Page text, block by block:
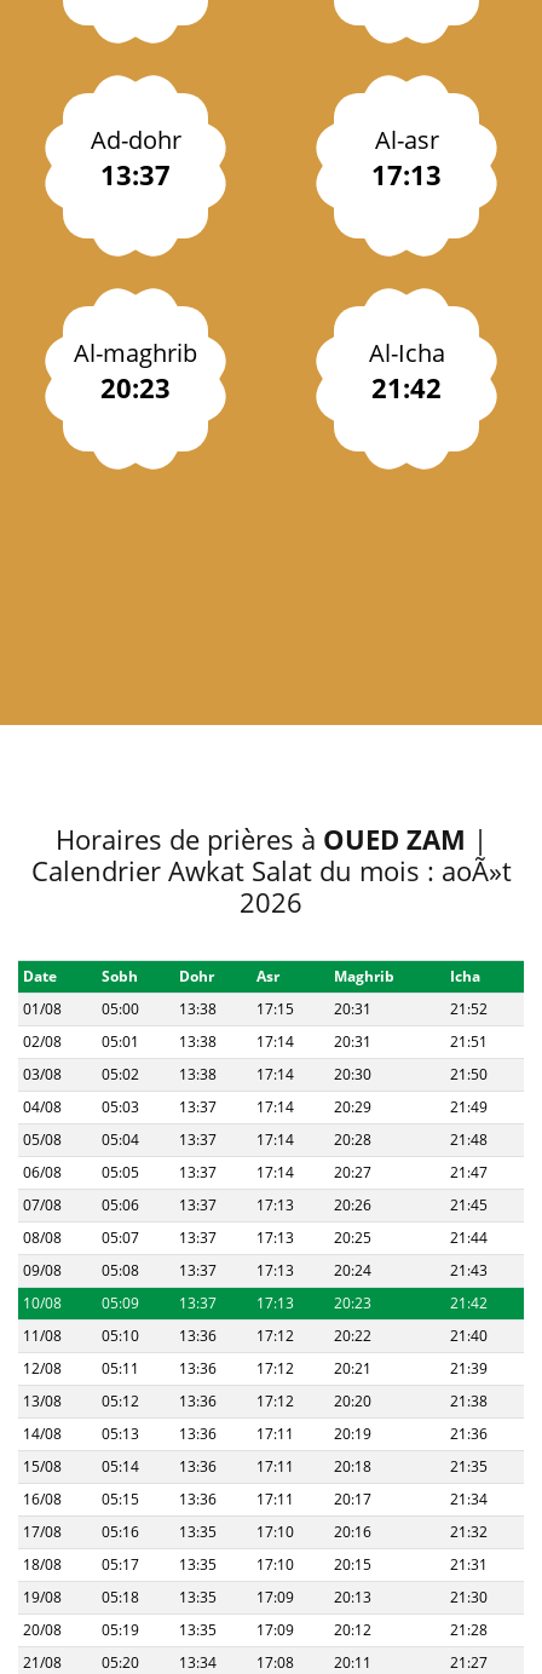
Ad-dohr
13:37
Al-asr
17:13
Al-maghrib
20:23
Al-Icha
21:42
Horaires de prières à OUED ZAM |
Calendrier Awkat Salat du mois : aoÃ»t
2026
Date Sobh Dohr Asr Maghrib
Icha
01/08
05:00 13:38 17:15 20:31
21:52
02/08
05:01 13:38 17:14 20:31
21:51
03/08
05:02 13:38 17:14 20:30
21:50
04/08
05:03 13:37 17:14 20:29
21:49
05/08
05:04 13:37 17:14 20:28
21:48
06/08
05:05 13:37 17:14 20:27
21:47
07/08
05:06 13:37 17:13 20:26
21:45
08/08
05:07 13:37 17:13 20:25
21:44
09/08
05:08 13:37 17:13 20:24
21:43
10/08
05:09 13:37 17:13 20:23
21:42
11/08
05:10 13:36 17:12 20:22
21:40
12/08
05:11 13:36 17:12 20:21
21:39
13/08
05:12 13:36 17:12 20:20
21:38
14/08
05:13 13:36 17:11 20:19
21:36
15/08
05:14 13:36 17:11 20:18
21:35
16/08
05:15 13:36 17:11 20:17
21:34
17/08
05:16 13:35 17:10 20:16
21:32
18/08
05:17 13:35 17:10 20:15
21:31
19/08
05:18 13:35 17:09 20:13
21:30
20/08
05:19 13:35 17:09 20:12
21:28
21/08
05:20 13:34 17:08 20:11
21:27